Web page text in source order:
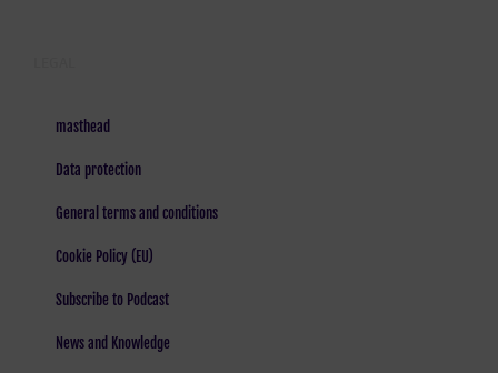
masthead
Data protection
General terms and conditions
Cookie Policy (EU)
Subscribe to Podcast
News and Knowledge